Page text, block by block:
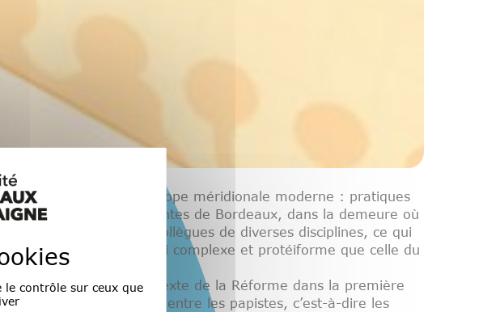
dans l’Europe méridionale moderne : pratiques
à l’Instituto Cervantes de Bordeaux, dans la demeure où
colloque a réuni des collègues de diverses disciplines, ce qui
une notion aussi complexe et protéiforme que celle du
Calvin dans le contexte de la Réforme dans la première
qui vit « prisonnier » entre les papistes, c’est-à-dire les
le contrôle sur ceux que